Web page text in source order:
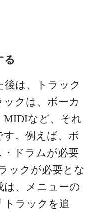
る
は、トラック
クは、ボーカ
MIDIなど、それ
。 例えば、ボ
ドラムが必要
ックが必要とな
は、メニューの
トラックを追